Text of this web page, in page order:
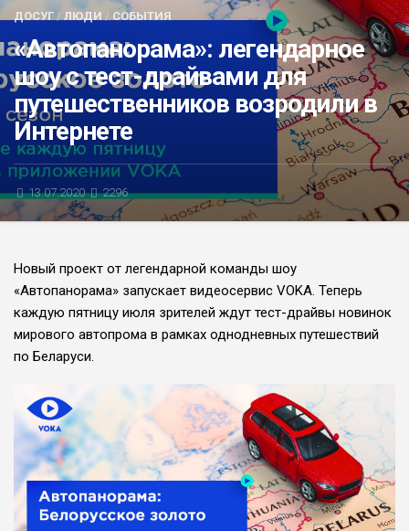
БЛИЦ-ОПРОС
ДОСУГ / ЛЮДИ / СОБЫТИЯ
«Автопанорама»: легендарное
шоу с тест-драйвами для
путешественников возродили в
Интернете
13.07.2020 2296
Новый проект от легендарной команды шоу
«Автопанорама» запускает видеосервис VOKA. Теперь
каждую пятницу июля зрителей ждут тест-драйвы новинок
мирового автопрома в рамках однодневных путешествий
по Беларуси.